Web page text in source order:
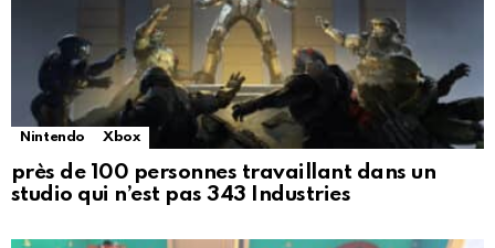
Nintendo Xbox
près de 100 personnes travaillant dans un
studio qui n’est pas 343 Industries